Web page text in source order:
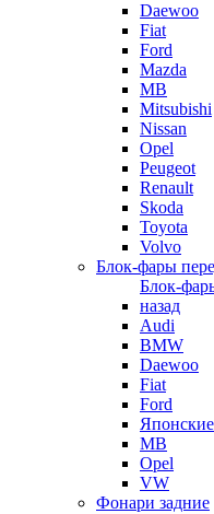
Daewoo
Fiat
Ford
Mazda
MB
Mitsubishi
Nissan
Opel
Peugeot
Renault
Skoda
Toyota
Volvo
Блок-фары
Блок-
назад
Audi
BMW
Daewoo
Fiat
Ford
MB
Opel
VW
Фонари задние